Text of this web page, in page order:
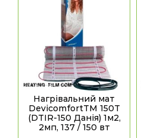
Нагрівальний мат
DevicomfortTM 150T
(DTIR-150 Данія) 1м2,
2мп, 137 / 150 вт